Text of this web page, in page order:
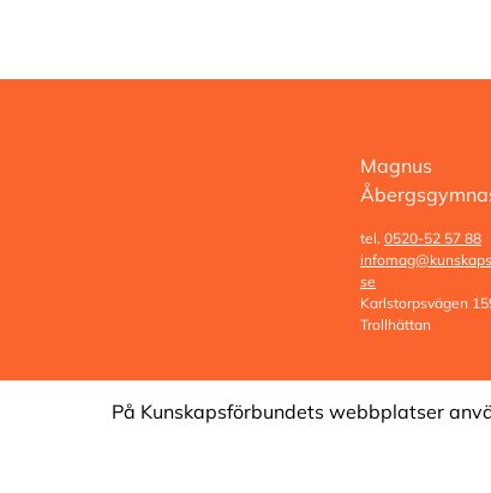
Magnus
tel. 0520-52 57 88
se
Karlstorpsvägen
Trollhättan
På Kunskapsförbundets webbplatser